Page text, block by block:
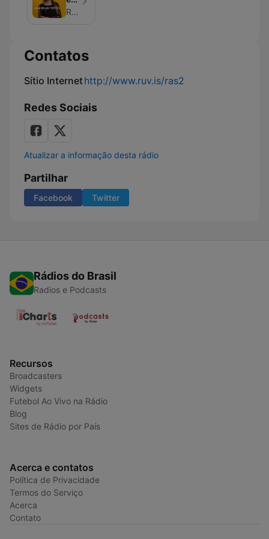
aðRÚV
Contatos
Sítio Internethttp://www.ruv.is/ras2
Redes Sociais
Atualizar a informação desta rádio
Partilhar
Facebook Twitter
Rádios do Brasil
Radios e Podcasts
Recursos
Broadcasters
Widgets
Futebol Ao Vivo na Rádio
Blog
Sites de Rádio por País
Acerca e contatos
Política de Privacidade
Termos do Serviço
Acerca
Contato